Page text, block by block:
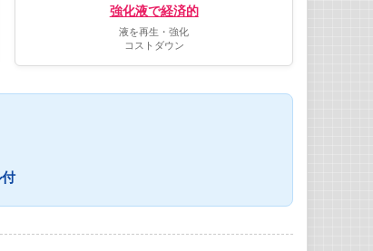
強化液で経済的
液を再生・強化
コストダウン